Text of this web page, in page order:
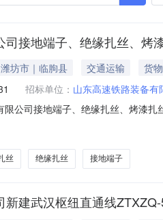
司接地端子、绝缘扎丝、烤
坊市｜临朐县 交通运输
货物
招标单位： 山东高速铁路装备有
限公司接地端子、绝缘扎丝、烤漆
查方式资格后审评审方法最低投标
丝 绝缘扎丝 接地端子
新建武汉枢纽直通线